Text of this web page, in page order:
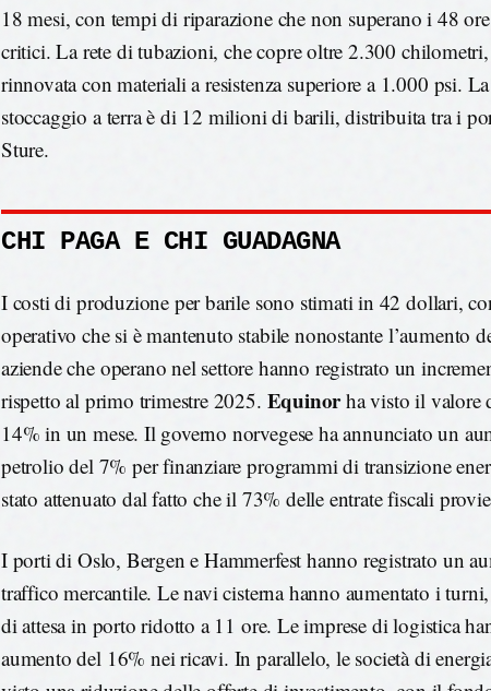
18 mesi, con tempi di riparazione che non superano i 48
critici. La rete di tubazioni, che copre oltre 2.300 chilometri,
rinnovata con materiali a resistenza superiore a 1.000 psi.
stoccaggio a terra è di 12 milioni di barili, distribuita tra i
Sture.
CHI PAGA E CHI GUADAGNA
I costi di produzione per barile sono stimati in 42 dollari,
operativo che si è mantenuto stabile nonostante l’aumento
aziende che operano nel settore hanno registrato un
rispetto al primo trimestre 2025. Equinorha visto il valore
14% in un mese. Il governo norvegese ha annunciato un
petrolio del 7% per finanziare programmi di transizione
stato attenuato dal fatto che il 73% delle entrate fiscali
I porti di Oslo, Bergen e Hammerfest hanno registrato un
traffico mercantile. Le navi cisterna hanno aumentato i
di attesa in porto ridotto a 11 ore. Le imprese di logistica
aumento del 16% nei ricavi. In parallelo, le società di